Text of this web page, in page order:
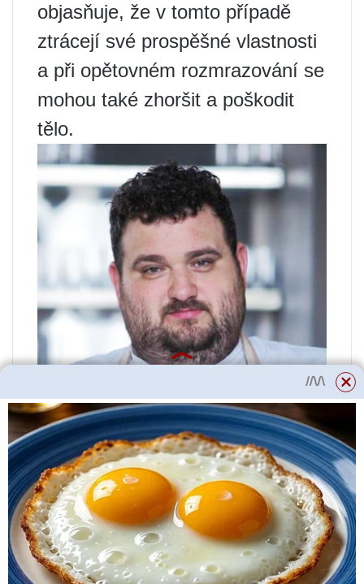
objasňuje, že v tomto případě
ztrácejí své prospěšné vlastnosti
a při opětovném rozmrazování se
mohou také zhoršit a poškodit
tělo.
Gleb Torgman
glamping kuchař „ostrov“
„Chuť hub se zmrazením nemění,
na rozdíl například od brambor,